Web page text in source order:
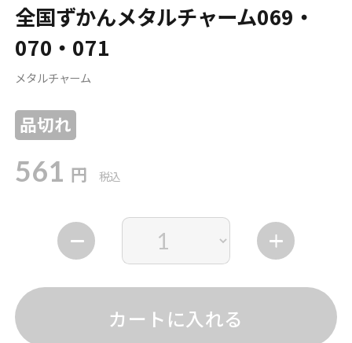
全国ずかんメタルチャーム069・
070・071
メタルチャーム
品切れ
561 円 税込
カートに入れる